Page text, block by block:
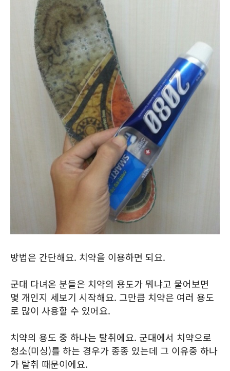
방법은 간단해요. 치약을 이용하면 되요.
군대 다녀온 분들은 치약의 용도가 뭐냐고 물어보면
몇 개인지 세보기 시작해요. 그만큼 치약은 여러 용도
로 많이 사용할 수 있어요.
치약의 용도 중 하나는 탈취에요. 군대에서 치약으로
청소(미싱)를 하는 경우가 종종 있는데 그 이유중 하나
가 탈취 때문이에요.